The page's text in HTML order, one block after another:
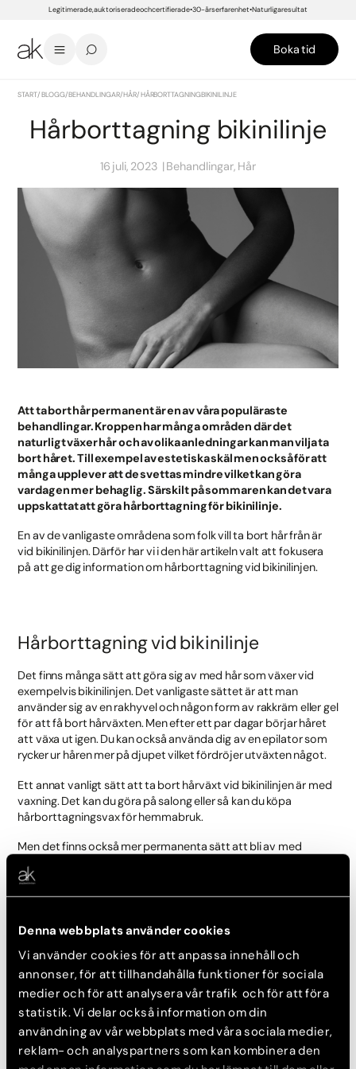
Denna webbplats använder cookies
Vi använder cookies för att anpassa innehåll och
annonser, för att tillhandahålla funktioner för sociala
medier och för att analysera vår trafik och för att föra
statistik. Vi delar också information om din
användning av vår webbplats med våra sociala medier,
reklam- och analyspartners som kan kombinera den
Legitimerade, auktoriserade och certifierade 30-års erfarenhet Naturliga resultat
Boka tid
START/BLOGG/BEHANDLINGAR/HÅR/HÅRBORTTAGNING BIKINILINJE
Hårborttagning bikinilinje
16 juli, 2023 Behandlingar, Hår
Att ta bort hår permanent är en av våra populäraste
behandlingar. Kroppen har många områden där det
naturligt växer hår och av olika anledningar kan man vilja ta
bort håret. Till exempel av estetiska skäl men också för att
många upplever att de svettas mindre vilket kan göra
vardagen mer behaglig. Särskilt på sommaren kan det vara
uppskattat att göra hårborttagning för bikinilinje.
En av de vanligaste områdena som folk vill ta bort hår från är
vid bikinilinjen. Därför har vi i den här artikeln valt att fokusera
på att ge dig information om hårborttagning vid bikinilinjen.
Hårborttagning vid bikinilinje
Det finns många sätt att göra sig av med hår som växer vid
exempelvis bikinilinjen. Det vanligaste sättet är att man
använder sig av en rakhyvel och någon form av rakkräm eller gel
för att få bort hårväxten. Men efter ett par dagar börjar håret
att växa ut igen. Du kan också använda dig av en epilator som
rycker ur håren mer på djupet vilket fördröjer utväxten något.
Ett annat vanligt sätt att ta bort hårväxt vid bikinilinjen är med
vaxning. Det kan du göra på salong eller så kan du köpa
hårborttagningsvax för hemmabruk.
Men det finns också mer permanenta sätt att bli av med
Nedan kan du läsa mer om det.
Hårborttagning vid bikinilinjen med
laser
IPLlaser är ett koncentrerat ljus som riktas mot det område
som ska behandlas. Vid laserbehandling använder man en
laserteknik som omvandlar ljus till värme. Det gör att
förändringar sker i hårsäckarna som gör att håret slutar växa.